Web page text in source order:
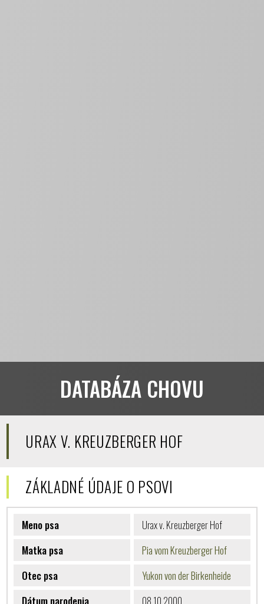
DATABÁZA CHOVU
URAX V. KREUZBERGER HOF
ZÁKLADNÉ ÚDAJE O PSOVI
Meno psa
Urax v. Kreuzberger Hof
Matka psa
Pia vom Kreuzberger Hof
Otec psa
Yukon von der Birkenheide
Dátum narodenia
08.10.2000